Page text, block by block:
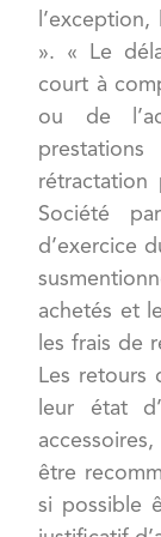
». « Le
court à
ou de
rétractation
Société
d’exercice
achetés et
les frais de
Les retours
leur état
être
si possible